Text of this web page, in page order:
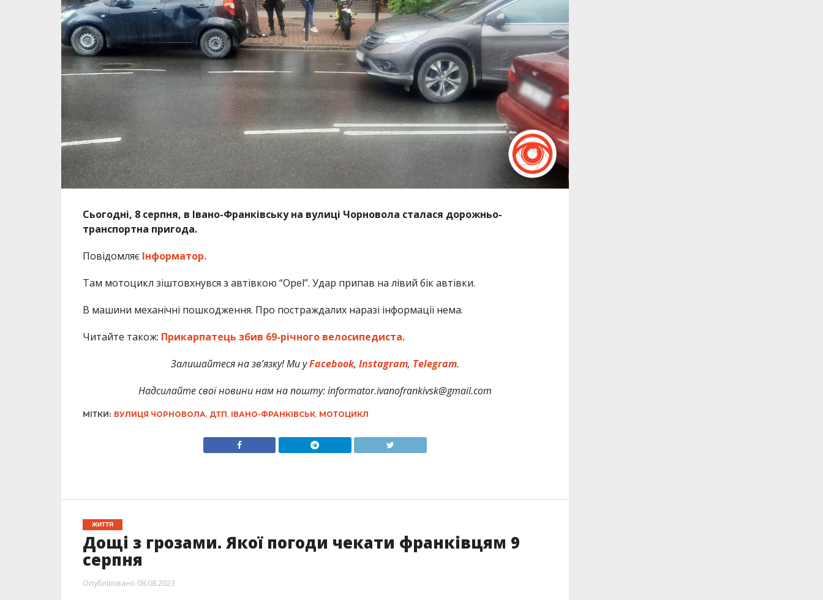
Сьогодні, 8 серпня, в Івано-Франківську на вулиці Чорновола сталася дорожньо-
транспортна пригода.
Повідомляє Інформатор.
Там мотоцикл зіштовхнувся з автівкою “Opel”. Удар припав на лівий бік автівки.
В машини механічні пошкодження. Про постраждалих наразі інформації нема.
Читайте також: Прикарпатець збив 69-річного велосипедиста.
Залишайтеся на зв’язку! Ми уFacebook, Instagram, Telegram.
Надсилайте свої новини нам на пошту: informator.ivanofrankivsk@gmail.com
МІТКИ: ВУЛИЦЯ ЧОРНОВОЛА, ДТП, ІВАНО-ФРАНКІВСЬК, МОТОЦИКЛ
ЖИТТЯ
Дощі з грозами. Якої погоди чекати франківцям 9
серпня
Опубліковано 08.08.2023